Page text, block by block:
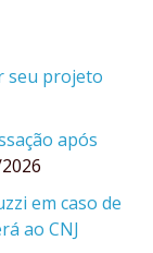
seu projeto
após
em caso de
ao CNJ